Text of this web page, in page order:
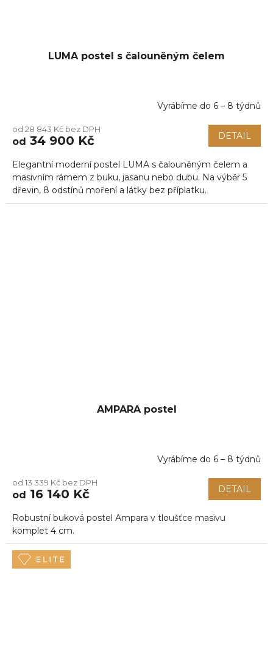
LUMA postel s čalouněným čelem
produktu
je
z
5
hvězdiček.
Vyrábíme do 6 – 8 týdnů
od 28 843 Kč bez DPH
od 34 900 Kč DETAIL
Elegantní moderní postel LUMA s čalouněným čelem a
masivním rámem z buku, jasanu nebo dubu. Na výběr 5
dřevin, 8 odstínů moření a látky bez příplatku.
AMPARA postel
Vyrábíme do 6 – 8 týdnů
od 13 339 Kč bez DPH
od 16 140 Kč DETAIL
Robustní buková postel Ampara v tloušťce masivu
komplet 4 cm.